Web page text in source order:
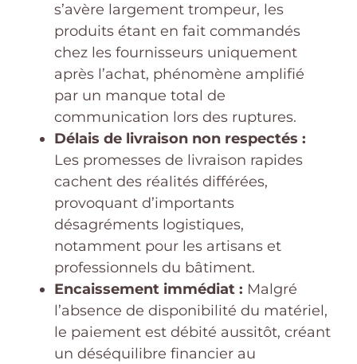
s’avère largement trompeur, les
produits étant en fait commandés
chez les fournisseurs uniquement
après l’achat, phénomène amplifié
par un manque total de
communication lors des ruptures.
Délais de livraison non respectés :
Les promesses de livraison rapides
cachent des réalités différées,
provoquant d’importants
désagréments logistiques,
notamment pour les artisans et
professionnels du bâtiment.
Encaissement immédiat : Malgré
l’absence de disponibilité du matériel,
le paiement est débité aussitôt, créant
un déséquilibre financier au